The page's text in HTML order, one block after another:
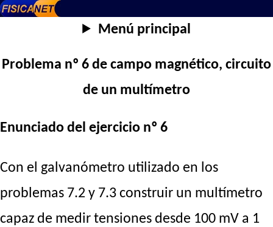
Menú principal
Problema nº 6 de campo magnético, circuito
de un multímetro
Enunciado del ejercicio nº 6
Con el galvanómetro utilizado en los
problemas 7.2 y 7.3 construir un multímetro
capaz de medir tensiones desde 100 mV a 1